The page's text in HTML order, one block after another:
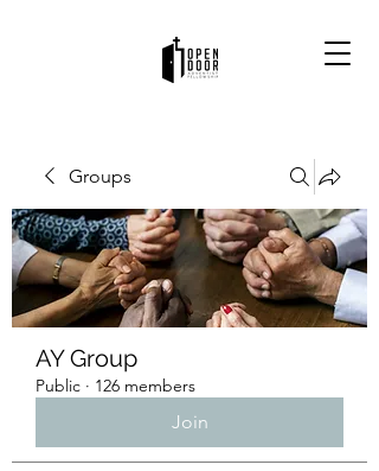
Groups
AY Group
Public · 126 members
Join